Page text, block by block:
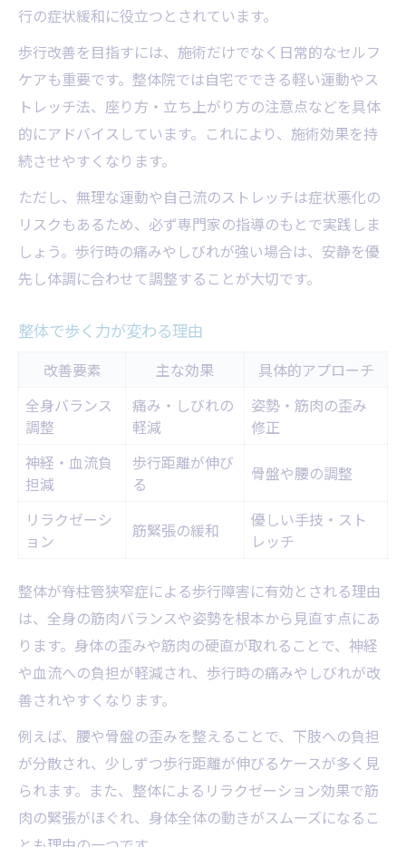
行の症状緩和に役立つとされています。
歩行改善を目指すには、施術だけでなく日常的なセルフ
ケアも重要です。整体院では自宅でできる軽い運動やス
トレッチ法、座り方・立ち上がり方の注意点などを具体
的にアドバイスしています。これにより、施術効果を持
続させやすくなります。
ただし、無理な運動や自己流のストレッチは症状悪化の
リスクもあるため、必ず専門家の指導のもとで実践しま
しょう。歩行時の痛みやしびれが強い場合は、安静を優
先し体調に合わせて調整することが大切です。
整体で歩く力が変わる理由
改善要素 主な効果
具体的アプローチ
全身バランス
調整
痛み・しびれの
軽減
姿勢・筋肉の歪み
修正
神経・血流負
担減
歩行距離が伸び
る
骨盤や腰の調整
リラクゼーシ
ョン
筋緊張の緩和
優しい手技・スト
レッチ
整体が脊柱管狭窄症による歩行障害に有効とされる理由
は、全身の筋肉バランスや姿勢を根本から見直す点にあ
ります。身体の歪みや筋肉の硬直が取れることで、神経
や血流への負担が軽減され、歩行時の痛みやしびれが改
善されやすくなります。
例えば、腰や骨盤の歪みを整えることで、下肢への負担
が分散され、少しずつ歩行距離が伸びるケースが多く見
られます。また、整体によるリラクゼーション効果で筋
肉の緊張がほぐれ、身体全体の動きがスムーズになるこ